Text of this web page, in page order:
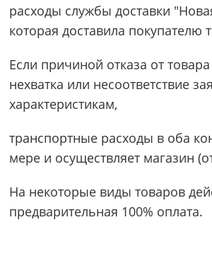
расходы службы доставки
которая доставила покупателю
Если причиной отказа от товара
нехватка или несоответствие
характеристикам,
транспортные расходы в оба
мере и осуществляет магазин
На некоторые виды товаров
предварительная 100% оплата.